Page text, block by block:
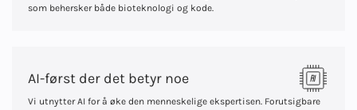
som behersker både bioteknologi og kode.
AI-først der det betyr noe
Vi utnytter AI for å øke den menneskelige ekspertisen. Forutsigbare